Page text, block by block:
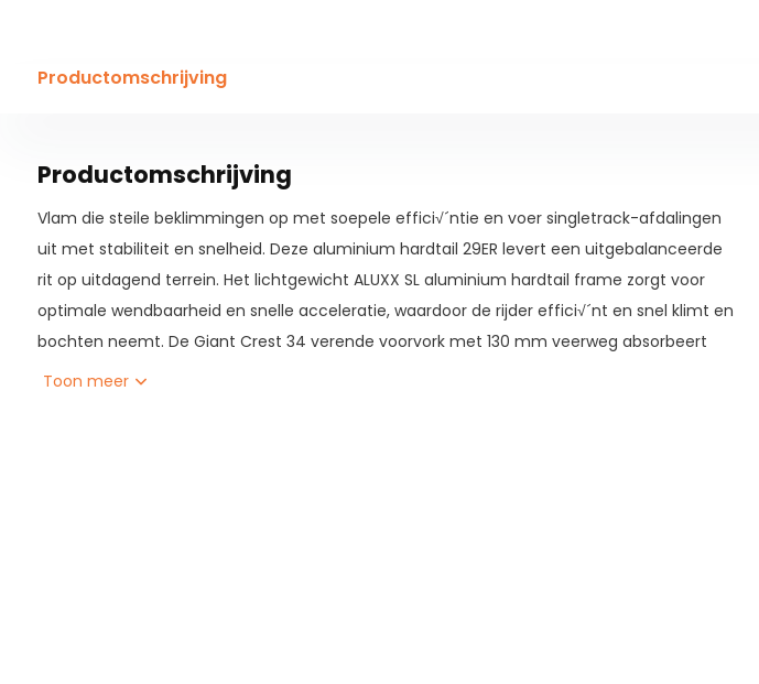
Productomschrijving
Productomschrijving
Vlam die steile beklimmingen op met soepele effici√´ntie en voer singletrack-afdalingen
uit met stabiliteit en snelheid. Deze aluminium hardtail 29ER levert een uitgebalanceerde
rit op uitdagend terrein. Het lichtgewicht ALUXX SL aluminium hardtail frame zorgt voor
optimale wendbaarheid en snelle acceleratie, waardoor de rijder effici√´nt en snel klimt en
bochten neemt. De Giant Crest 34 verende voorvork met 130 mm veerweg absorbeert
wortels, stenen en sporen. Banden met een hoog volume en veel grip zorgen voor meer
Toon meer